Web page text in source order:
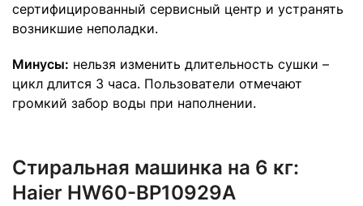
сертифицированный сервисный центр и устранять
возникшие неполадки.
Минусы: нельзя изменить длительность сушки –
цикл длится 3 часа. Пользователи отмечают
громкий забор воды при наполнении.
Стиральная машинка на 6 кг:
Haier HW60-BP10929A